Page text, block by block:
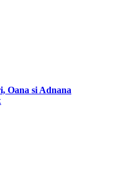
Oana si Adnana